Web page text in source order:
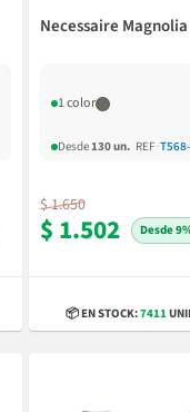
Necessaire Magnolia
1 color
Desde130 un. REF ·
$ 1.650
$ 1.502
📦 EN STOCK:7411